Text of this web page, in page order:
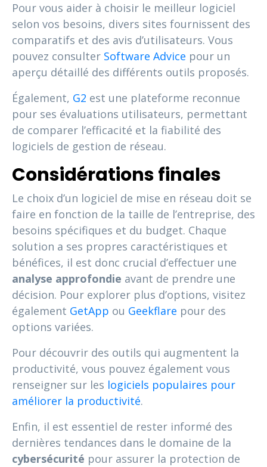
Pour vous aider à choisir le meilleur logiciel
selon vos besoins, divers sites fournissent des
comparatifs et des avis d’utilisateurs. Vous
pouvez consulter Software Advice pour un
aperçu détaillé des différents outils proposés.
Également, G2 est une plateforme reconnue
pour ses évaluations utilisateurs, permettant
de comparer l’efficacité et la fiabilité des
logiciels de gestion de réseau.
Considérations finales
Le choix d’un logiciel de mise en réseau doit se
faire en fonction de la taille de l’entreprise, des
besoins spécifiques et du budget. Chaque
solution a ses propres caractéristiques et
bénéfices, il est donc crucial d’effectuer une
analyse approfondie avant de prendre une
décision. Pour explorer plus d’options, visitez
également GetApp ou Geekflare pour des
options variées.
Pour découvrir des outils qui augmentent la
productivité, vous pouvez également vous
renseigner sur les logiciels populaires pour
améliorer la productivité.
Enfin, il est essentiel de rester informé des
dernières tendances dans le domaine de la
cybersécurité pour assurer la protection de